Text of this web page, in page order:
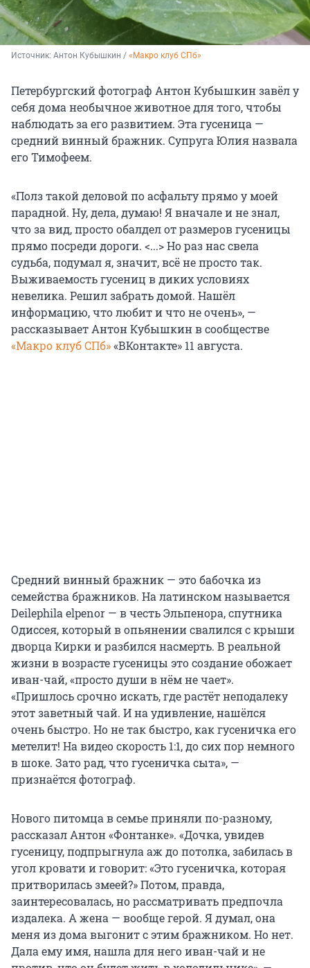
Источник: Антон Кубышкин / «Макро клуб СПб»
Петербургский фотограф Антон Кубышкин завёл у
себя дома необычное животное для того, чтобы
наблюдать за его развитием. Эта гусеница —
средний винный бражник. Супруга Юлия назвала
его Тимофеем.
«Полз такой деловой по асфальту прямо у моей
парадной. Ну, дела, думаю! Я вначале и не знал,
что за вид, просто обалдел от размеров гусеницы
прямо посреди дороги. <...> Но раз нас свела
судьба, подумал я, значит, всё не просто так.
Выживаемость гусениц в диких условиях
невелика. Решил забрать домой. Нашёл
информацию, что любит и что не очень», —
рассказывает Антон Кубышкин в сообществе
«Макро клуб СПб»«ВКонтакте» 11 августа.
Средний винный бражник — это бабочка из
семейства бражников. На латинском называется
Deilephila elpenor — в честь Эльпенора, спутника
Одиссея, который в опьянении свалился с крыши
дворца Кирки и разбился насмерть. В реальной
жизни в возрасте гусеницы это создание обожает
иван-чай, «просто души в нём не чает».
«Пришлось срочно искать, где растёт неподалеку
этот заветный чай. И на удивление, нашёлся
очень быстро. Но не так быстро, как гусеничка его
метелит! На видео скорость 1:1, до сих пор немного
в шоке. Зато рад, что гусеничка сыта», —
признаётся фотограф.
Нового питомца в семье приняли по-разному,
рассказал Антон «Фонтанке». «Дочка, увидев
гусеницу, подпрыгнула аж до потолка, забилась в
угол кровати и говорит: «Это гусеничка, которая
притворилась змеей?» Потом, правда,
заинтересовалась, но рассматривать предпочла
издалека. А жена — вообще герой. Я думал, она
меня из дома выгонит с этим бражником. Но нет.
Дала ему имя, нашла для него иван-чай и не